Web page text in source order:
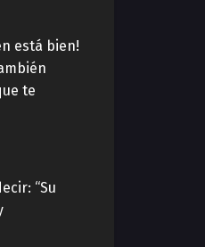
está bien!
te
“Su